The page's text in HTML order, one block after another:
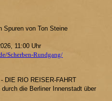
Spuren von Ton Steine
11:00 Uhr
Scherben-Rundgang/
DIE RIO REISER-FAHRT
die Berliner Innenstadt über